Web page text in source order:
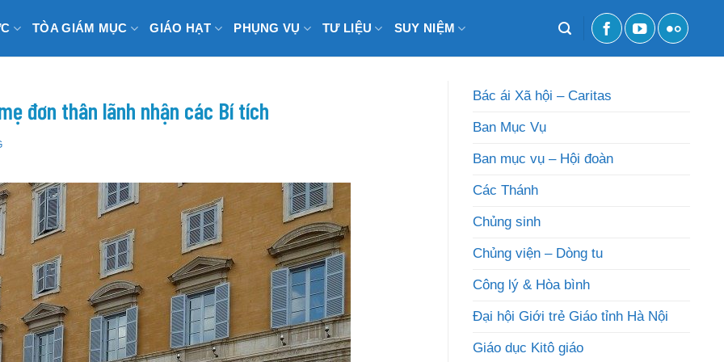
TÒA GIÁM MỤC GIÁO HẠT PHỤNG VỤ TƯ LIỆU SUY NIỆM
đơn thân lãnh nhận các Bí tích
Bác ái Xã hội – Caritas
Ban Mục Vụ
Ban mục vụ – Hội đoàn
Các Thánh
Chủng sinh
Chủng viện – Dòng tu
Công lý & Hòa bình
Đại hội Giới trẻ Giáo tỉnh Hà Nội
Giáo dục Kitô giáo